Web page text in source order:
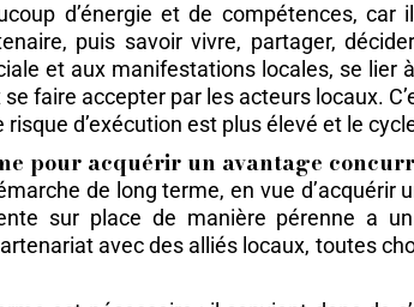
d’énergie et de compétences,
puis savoir vivre, partager,
et aux manifestations locales, se lier
faire accepter par les acteurs locaux.
d’exécution est plus élevé et le
pour acquérir un avantage
de long terme, en vue
sur place de manière pérenne a
avec des alliés locaux, toutes